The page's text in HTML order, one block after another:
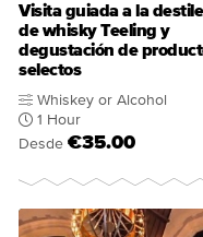
Visita guiada a la
de whisky Teeling y
degustación de
selectos
Whiskey or Alcohol
1 Hour
Desde €35.00